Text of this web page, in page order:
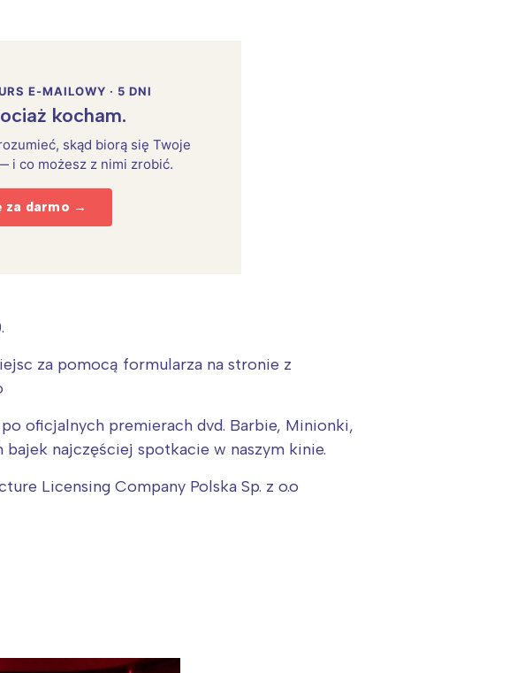
E-MAILOWY · 5 DNI
kocham.
skąd biorą się Twoje
i co możesz z nimi zrobić.
za darmo →
za pomocą formularza na stronie z
oficjalnych premierach dvd. Barbie, Minionki,
najczęściej spotkacie w naszym kinie.
Licensing Company Polska Sp. z o.o